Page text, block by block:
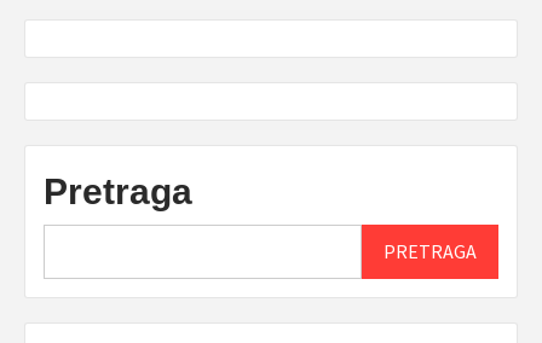
Pretraga
PRETRAGA